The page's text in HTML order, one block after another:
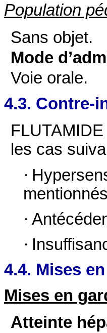
Population
Sans objet.
Mode
Voie orale.
4.3. Contre-
les cas
·
·
·
4.4. Mises
Mises en
Atteinte